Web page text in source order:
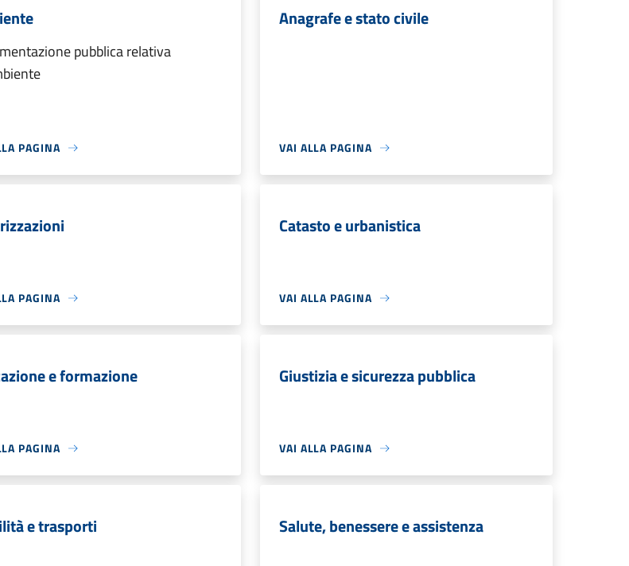
pubblica relativa
PAGINA
Anagrafe e stato civile
VAI ALLA PAGINA
PAGINA
Catasto e urbanistica
VAI ALLA PAGINA
e formazione
PAGINA
Giustizia e sicurezza pubblica
VAI ALLA PAGINA
e trasporti Salute, benessere e assistenza